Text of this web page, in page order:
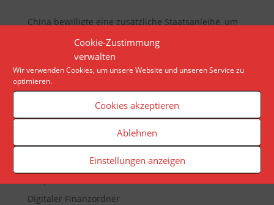
Cookie-Zustimmung
verwalten
Wir verwenden Cookies, um unsere Website und unseren Service zu
optimieren.
Cookies akzeptieren
Ablehnen
Einstellungen anzeigen
China bewilligte eine zusätzliche Staatsanleihe, um
die Wirtschaft zu stützen. Die Anleger in Asien
begrüßten das mit Kauflaune an den Aktienmärkten.
Reporting
Digitaler Finanzordner